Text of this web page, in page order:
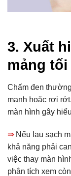
3. Xuất
mảng
Chấm đen
mạnh hoặc rơi
màn hình gây
⇒Nếu lau sạch
khả năng phải
việc thay màn
phân tích xem